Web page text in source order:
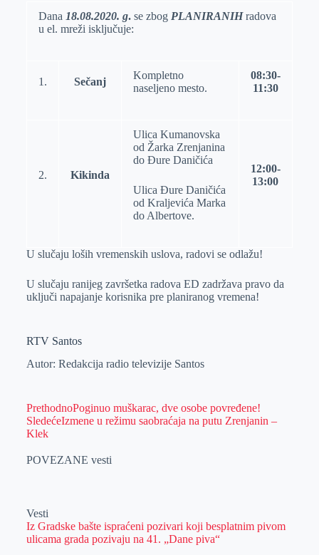
Dana 18.08.2020. g.se zbog PLANIRANIHradova
u el. mreži isključuje:
1. Sečanj
Kompletno
naseljeno mesto.
08:30-
11:30
2. Kikinda
Ulica Kumanovska
od Žarka Zrenjanina
do Đure Daničića
Ulica Đure Daničića
od Kraljevića Marka
do Albertove.
12:00-
13:00
U slučaju loših vremenskih uslova, radovi se odlažu!
U slučaju ranijeg završetka radova ED zadržava pravo da
uključi napajanje korisnika pre planiranog vremena!
RTV Santos
Autor: Redakcija radio televizije Santos
PrethodnoPoginuo muškarac, dve osobe povređene!
SledećeIzmene u režimu saobraćaja na putu Zrenjanin –
Klek
POVEZANE vesti
Vesti
Iz Gradske bašte ispraćeni pozivari koji besplatnim pivom
ulicama grada pozivaju na 41. „Dane piva“